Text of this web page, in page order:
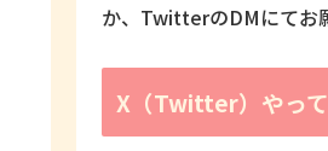
か、TwitterのDMにてお
X（Twitter）やっ